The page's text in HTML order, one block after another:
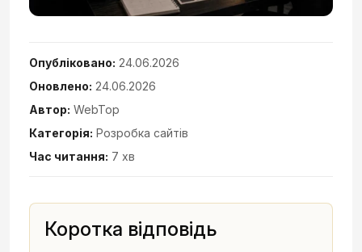
Опубліковано: 24.06.2026
Оновлено: 24.06.2026
Автор: WebTop
Категорія: Розробка сайтів
Час читання: 7 хв
Коротка відповідь